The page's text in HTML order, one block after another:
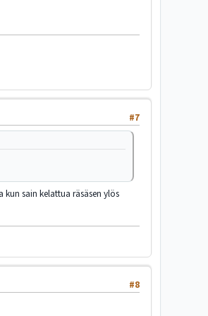
#7
kun sain kelattua räsäsen ylös
#8